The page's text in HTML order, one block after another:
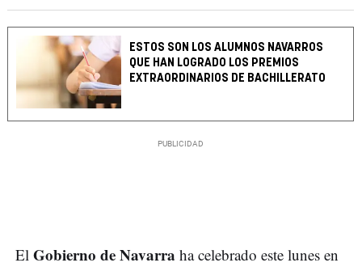
ESTOS SON LOS ALUMNOS NAVARROS
QUE HAN LOGRADO LOS PREMIOS
EXTRAORDINARIOS DE BACHILLERATO
El Gobierno de Navarra ha celebrado este lunes en